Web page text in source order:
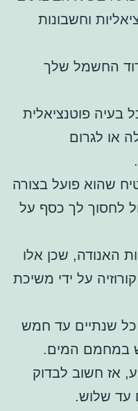
וחשבונות
החשמל שלך
בעיה פוטנציאלית
או לגרום
שהוא פועל בצורה
לחסוך לך כסף על
האנודה, שכן אלו
על ידי משיכת
שנתיים עד חמש
במחמם המים.
אז חשוב לבדוק
עד שלוש.